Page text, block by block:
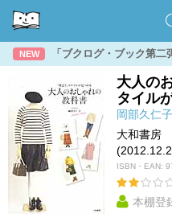
NEW 「ブクログ・ブック第
大人の
タイル
岡部久仁子
大和書房
ISBN・EAN:
本棚登